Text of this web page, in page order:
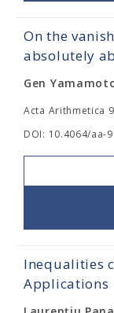
On the
absolutely
Gen
Acta Arithmetica
DOI: 10.4064/aa-
Inequalities
Applications